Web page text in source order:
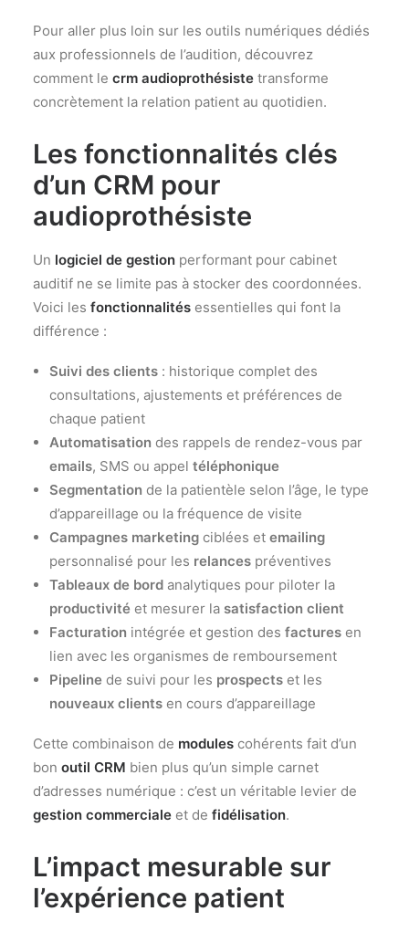
Pour aller plus loin sur les outils numériques dédiés
aux professionnels de l’audition, découvrez
comment le crm audioprothésiste transforme
concrètement la relation patient au quotidien.
Les fonctionnalités clés
d’un CRM pour
audioprothésiste
Un logiciel de gestion performant pour cabinet
auditif ne se limite pas à stocker des coordonnées.
Voici les fonctionnalités essentielles qui font la
différence :
Suivi des clients : historique complet des
consultations, ajustements et préférences de
chaque patient
Automatisation des rappels de rendez-vous par
emails, SMS ou appel téléphonique
Segmentation de la patientèle selon l’âge, le type
d’appareillage ou la fréquence de visite
Campagnes marketing ciblées et emailing
personnalisé pour les relances préventives
Tableaux de bord analytiques pour piloter la
productivité et mesurer la satisfaction client
Facturation intégrée et gestion des factures en
lien avec les organismes de remboursement
Pipeline de suivi pour les prospects et les
nouveaux clients en cours d’appareillage
Cette combinaison de modules cohérents fait d’un
bon outil CRM bien plus qu’un simple carnet
d’adresses numérique : c’est un véritable levier de
gestion commerciale et de fidélisation.
L’impact mesurable sur
l’expérience patient